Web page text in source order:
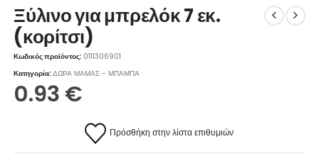
Ξύλινο για μπρελόκ 7 εκ.
(κορίτσι)
Κωδικός προϊόντος: 0111306901
Κατηγορία:ΔΩΡΑ ΜΑΜΑΣ - ΜΠΑΜΠΑ
0.93 €
Πρόσθήκη στην λίστα επιθυμιών